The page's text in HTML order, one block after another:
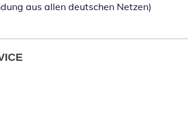
aus allen deutschen Netzen)